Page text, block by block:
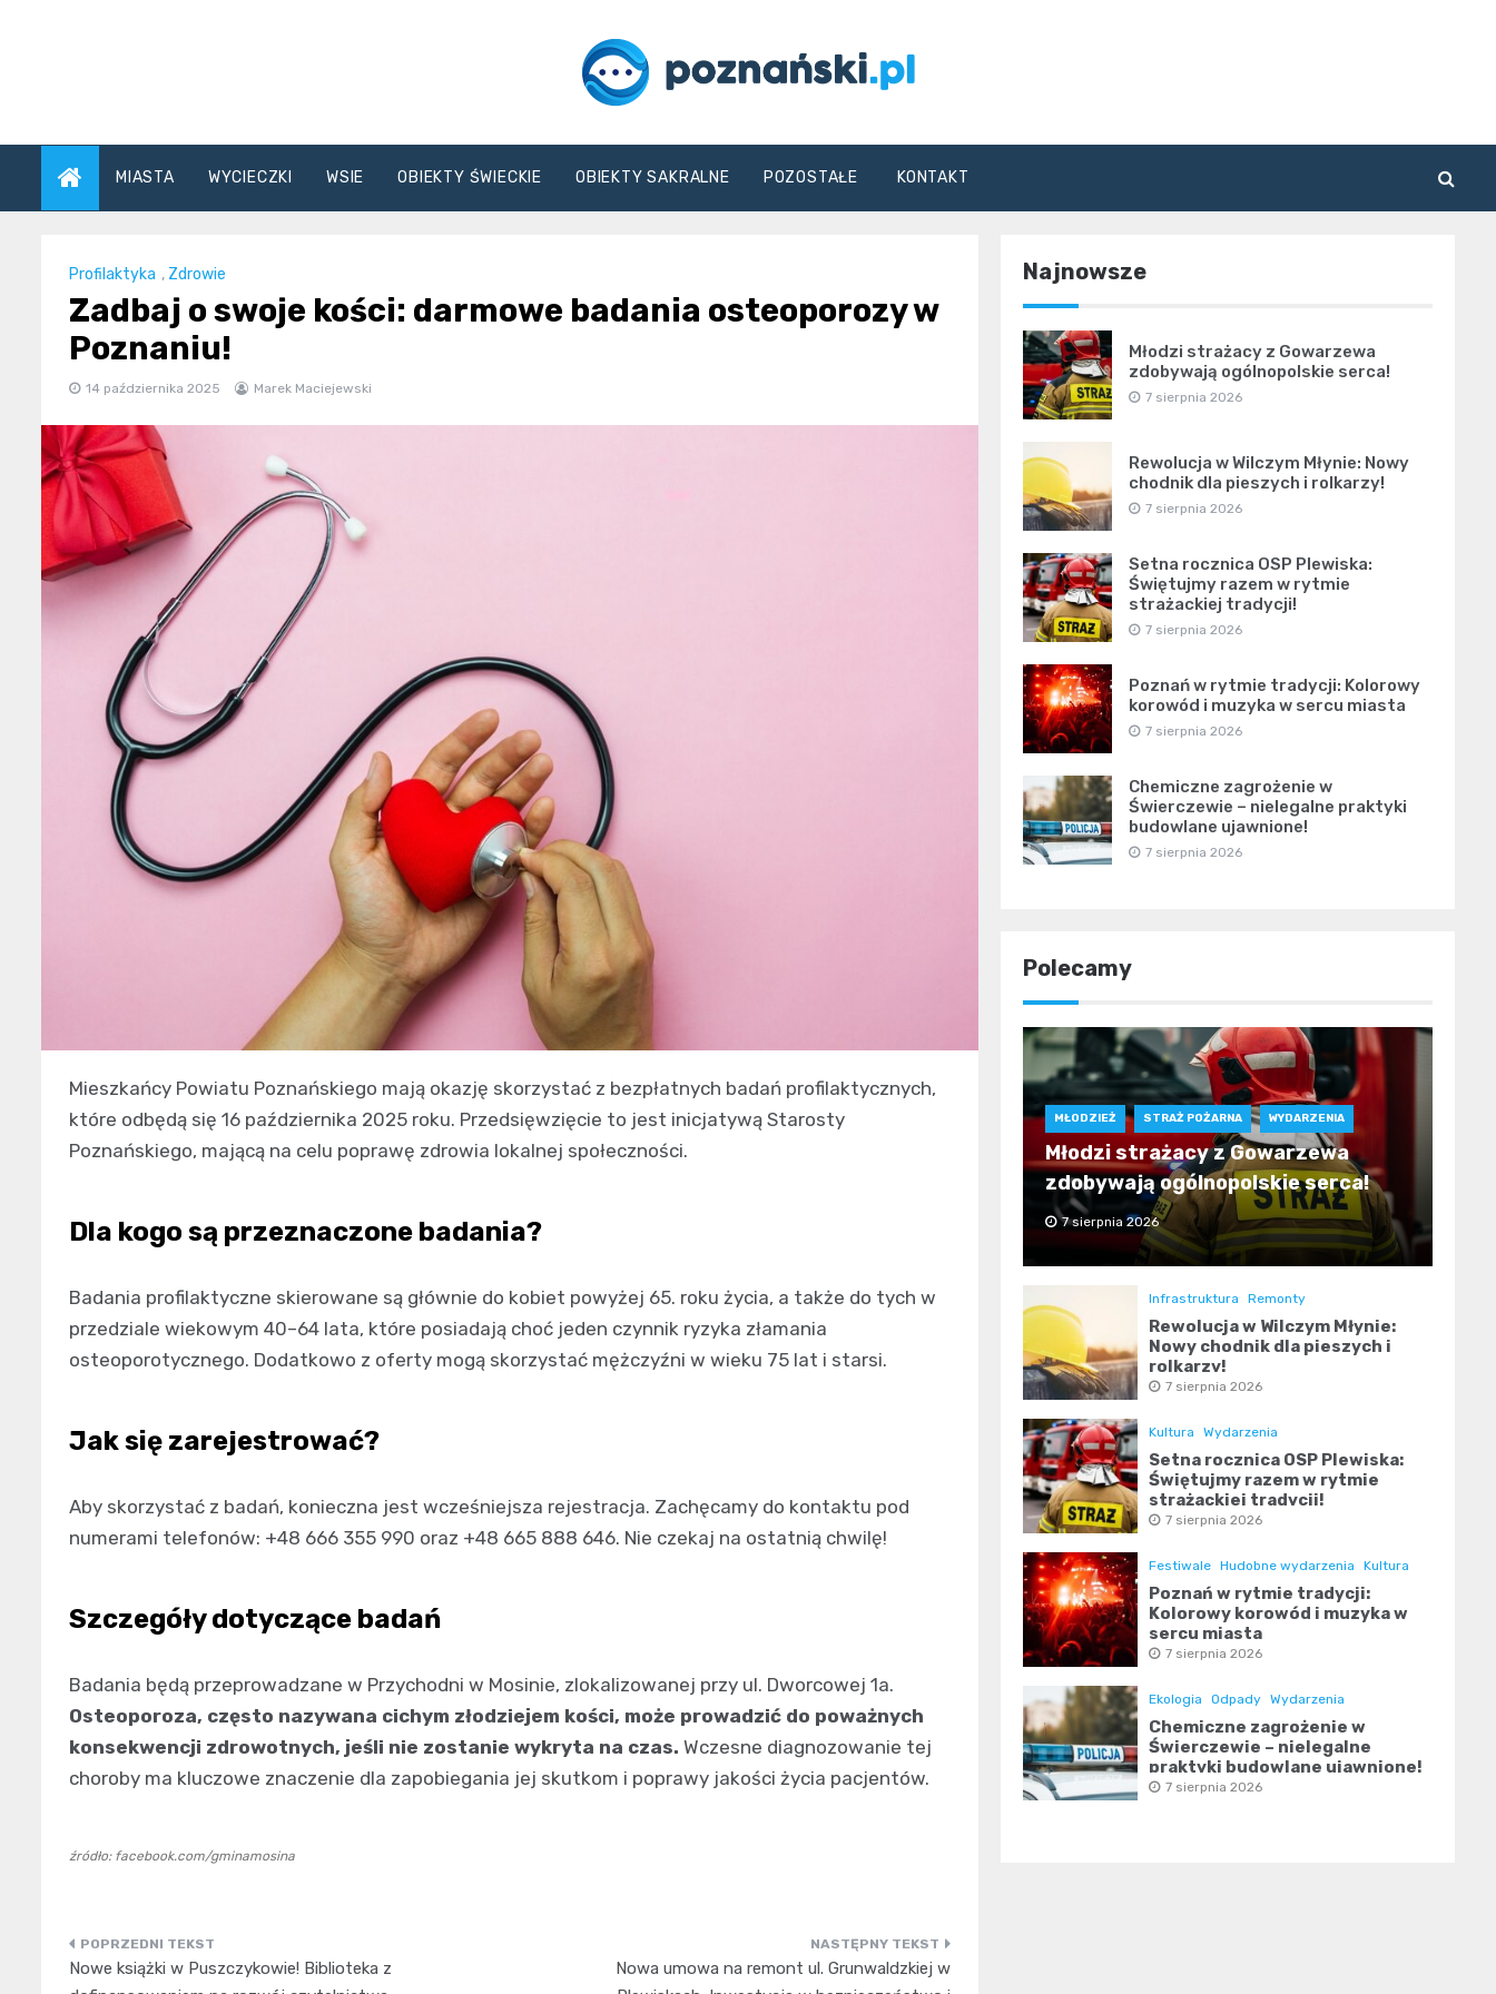
poznanski.pl
MIASTA WYCIECZKI WSIE OBIEKTY ŚWIECKIE OBIEKTY SAKRALNE POZOSTAŁE KONTAKT
Profilaktyka , Zdrowie
Zadbaj o swoje kości: darmowe badania osteoporozy w
Poznaniu!
14 października 2025 Marek Maciejewski
Mieszkańcy Powiatu Poznańskiego mają okazję skorzystać z bezpłatnych badań profilaktycznych,
które odbędą się 16 października 2025 roku. Przedsięwzięcie to jest inicjatywą Starosty
Poznańskiego, mającą na celu poprawę zdrowia lokalnej społeczności.
Dla kogo są przeznaczone badania?
Badania profilaktyczne skierowane są głównie do kobiet powyżej 65. roku życia, a także do tych w
przedziale wiekowym 40–64 lata, które posiadają choć jeden czynnik ryzyka złamania
osteoporotycznego. Dodatkowo z oferty mogą skorzystać mężczyźni w wieku 75 lat i starsi.
Jak się zarejestrować?
Aby skorzystać z badań, konieczna jest wcześniejsza rejestracja. Zachęcamy do kontaktu pod
numerami telefonów: +48 666 355 990 oraz +48 665 888 646. Nie czekaj na ostatnią chwilę!
Szczegóły dotyczące badań
Badania będą przeprowadzane w Przychodni w Mosinie, zlokalizowanej przy ul. Dworcowej 1a.
Osteoporoza, często nazywana cichym złodziejem kości, może prowadzić do poważnych
konsekwencji zdrowotnych, jeśli nie zostanie wykryta na czas. Wczesne diagnozowanie tej
choroby ma kluczowe znaczenie dla zapobiegania jej skutkom i poprawy jakości życia pacjentów.
źródło: facebook.com/gminamosina
Nawigacja
Nowe książki w Puszczykowie! Biblioteka z
Nowa umowa na remont ul. Grunwaldzkiej w
Najnowsze
Młodzi strażacy z Gowarzewa
zdobywają ogólnopolskie serca!
7 sierpnia 2026
Rewolucja w Wilczym Młynie: Nowy
chodnik dla pieszych i rolkarzy!
7 sierpnia 2026
Setna rocznica OSP Plewiska:
Świętujmy razem w rytmie
strażackiej tradycji!
7 sierpnia 2026
Poznań w rytmie tradycji: Kolorowy
korowód i muzyka w sercu miasta
7 sierpnia 2026
Chemiczne zagrożenie w
Świerczewie – nielegalne praktyki
budowlane ujawnione!
7 sierpnia 2026
Polecamy
MŁODZIEŻ STRAŻ POŻARNA WYDARZENIA
Młodzi strażacy z Gowarzewa
zdobywają ogólnopolskie serca!
7 sierpnia 2026
Infrastruktura Remonty
Rewolucja w Wilczym Młynie:
Nowy chodnik dla pieszych i
rolkarzy!
7 sierpnia 2026
Kultura Wydarzenia
Setna rocznica OSP Plewiska:
Świętujmy razem w rytmie
strażackiej tradycji!
7 sierpnia 2026
Festiwale Hudobne wydarzenia Kultura
Poznań w rytmie tradycji:
Kolorowy korowód i muzyka w
sercu miasta
7 sierpnia 2026
Ekologia Odpady Wydarzenia
Chemiczne zagrożenie w
Świerczewie – nielegalne
praktyki budowlane ujawnione!
7 sierpnia 2026